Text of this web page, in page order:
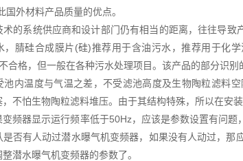
国外材料产品质量的优点。
术的系统供应商和设计部门仍有相当的距离，往往导
，腈硅合成膜片(硅)推荐用于含油污水，推荐用于化
合格，但一般在各种污水处理项目。该产品的部分识别
池内温度与气温之差，不受滤池高度及生物陶粒滤料
不怕生物陶粒滤料堆压。由于其结构特殊，所以在安
频器显示运行频率低于50Hz，应该是参数设置有问
否有人动过潜水曝气机变频器，如果没有人动过，那
潜水曝气机变频器的参数了。